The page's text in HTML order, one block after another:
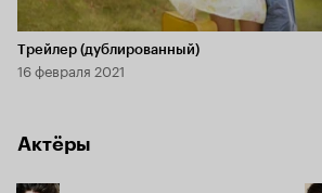
Длительность 2 мин
Трейлер (дублированный)
16 февраля 2021
Актёры